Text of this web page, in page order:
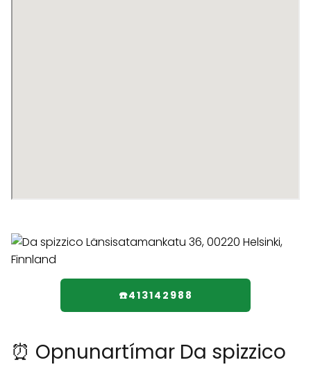
☎️413142988
⏰ Opnunartímar Da spizzico